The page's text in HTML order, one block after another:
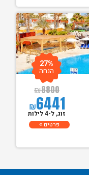
₪8800
₪6441
27%
הנחה
זוג, ל-4 לילות
פרטים